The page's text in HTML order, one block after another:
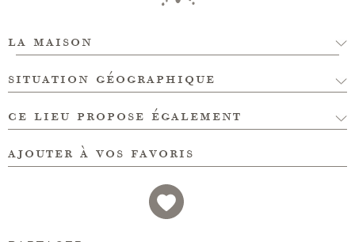
la maison
situation géographique
ce lieu propose également
ajouter à vos favoris